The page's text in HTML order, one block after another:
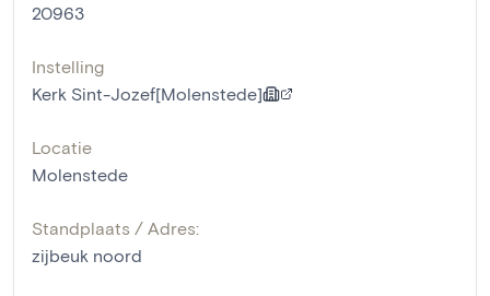
20963
Instelling
Kerk Sint-Jozef[Molenstede]
Locatie
Molenstede
Standplaats / Adres:
zijbeuk noord